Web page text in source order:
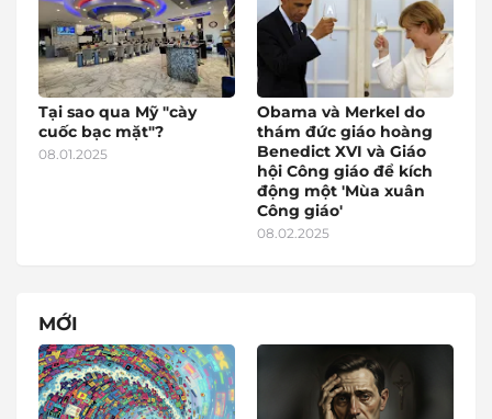
Tại sao qua Mỹ "cày
cuốc bạc mặt"?
08.01.2025
Obama và Merkel do
thám đức giáo hoàng
Benedict XVI và Giáo
hội Công giáo để kích
động một 'Mùa xuân
Công giáo'
08.02.2025
MỚI